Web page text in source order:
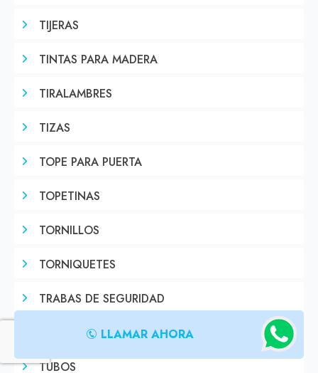
TIJERAS
TINTAS PARA MADERA
TIRALAMBRES
TIZAS
TOPE PARA PUERTA
TOPETINAS
TORNILLOS
TORNIQUETES
TRABAS DE SEGURIDAD
TRAMPERAS
TUBOS
LLAMAR AHORA